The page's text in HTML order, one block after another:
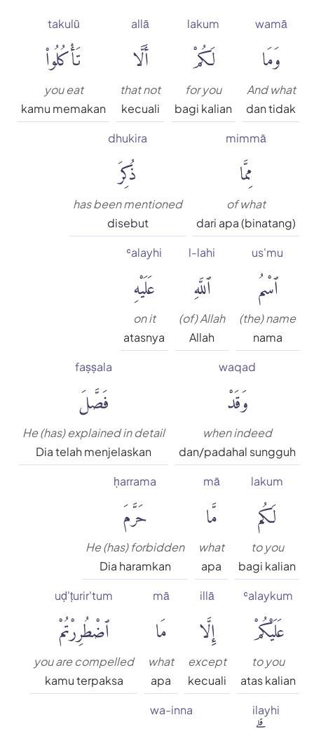
wamā
وَمَا
And what
dan tidak
lakum
لَكُمْ
for you
bagi kalian
allā
أَلَّا
that not
kecuali
takulū
تَأْكُلُوا۟
you eat
kamu memakan
mimmā
مِمَّا
of what
dari apa (binatang)
dhukira
ذُكِرَ
has been mentioned
disebut
us'mu
ٱسْمُ
(the) name
nama
l-lahi
ٱللَّهِ
(of) Allah
Allah
ʿalayhi
عَلَيْهِ
on it
atasnya
waqad
وَقَدْ
when indeed
dan/padahal sungguh
faṣṣala
فَصَّلَ
He (has) explained in detail
Dia telah menjelaskan
lakum
لَكُم
to you
bagi kalian
mā
مَّا
what
apa
ḥarrama
حَرَّمَ
He (has) forbidden
Dia haramkan
ʿalaykum
عَلَيْكُمْ
to you
atas kalian
illā
إِلَّا
except
kecuali
mā
مَا
what
apa
uḍ'ṭurir'tum
ٱضْطُرِرْتُمْ
you are compelled
kamu terpaksa
ilayhi
wa-inna